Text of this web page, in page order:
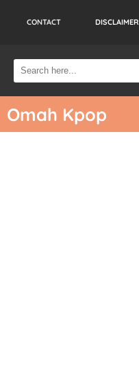
CONTACT DISCLAIMER
Omah Kpop